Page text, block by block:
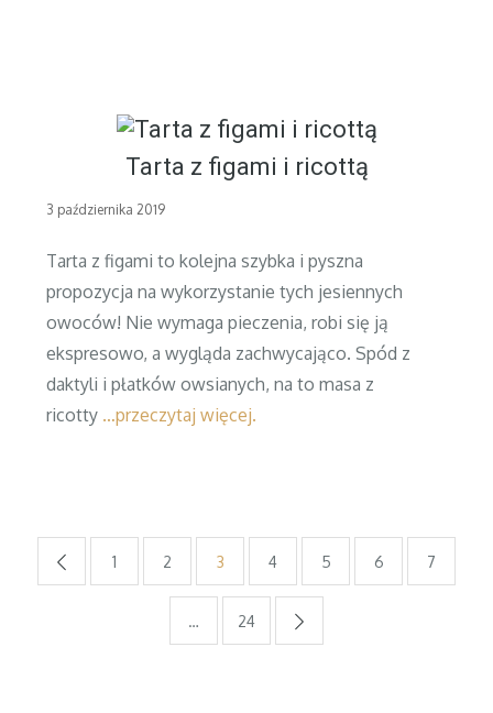
Tarta z figami i ricottą
Posted
3 października 2019
Tarta z figami to kolejna szybka i pyszna
propozycja na wykorzystanie tych jesiennych
owoców! Nie wymaga pieczenia, robi się ją
ekspresowo, a wygląda zachwycająco. Spód z
daktyli i płatków owsianych, na to masa z
ricotty …przeczytaj więcej.
Nawigacja
1 2 3 4 5 6 7
… 24